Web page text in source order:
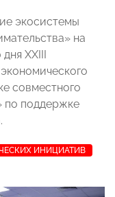
экосистемы
на
XXIII
совместного
поддержке
ИНИЦИАТИВ